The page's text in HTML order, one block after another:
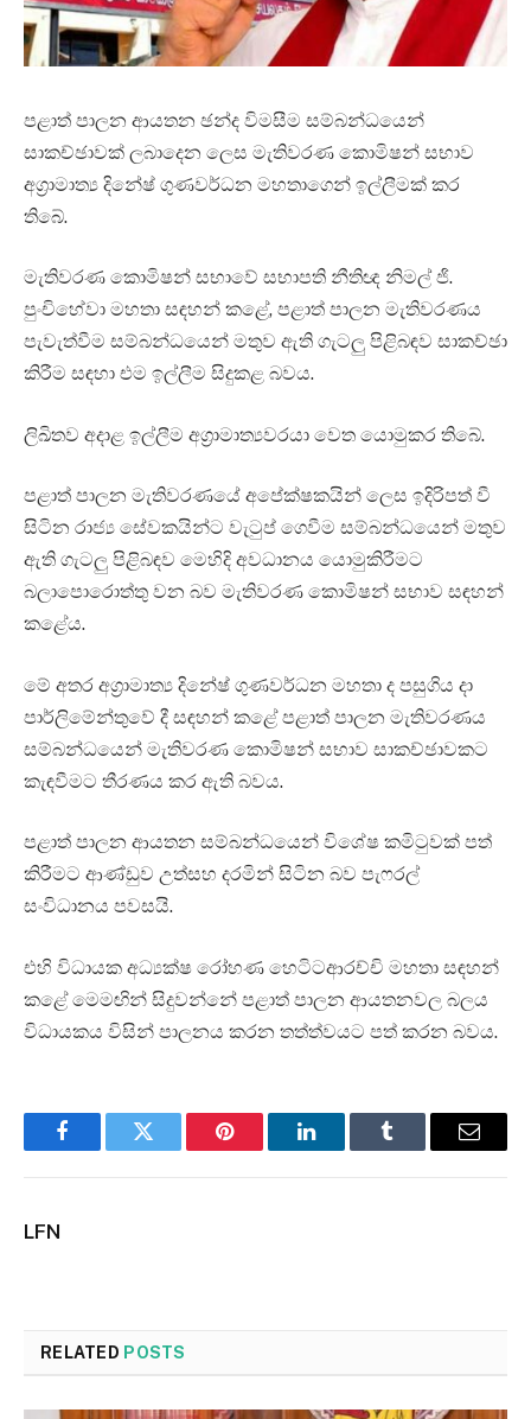
පළාත් පාලන ආයතන ඡන්ද විමසීම සම්බන්ධයෙන්
සාකච්ඡාවක් ලබාදෙන ලෙස මැතිවරණ කොමිෂන් සභාව
අග්‍රාමාත්‍ය දිනේෂ් ගුණවර්ධන මහතාගෙන් ඉල්ලීමක් කර
ති‌බේ.
මැතිවරණ කොමිෂන් සභාවේ සභාපති නීතිඥ නිමල් ජි.
පුංචිහේවා මහතා සඳහන් කළේ, පළාත් පාලන මැතිවරණය
පැවැත්වීම සම්බන්ධයෙන් මතුව ඇති ගැටලු පිළිබඳව සාකච්ඡා
කිරීම සඳහා එම ඉල්ලීම සිදුකළ බවය.
ලිඛිතව අදාළ ඉල්ලීම අග්‍රාමාත්‍යවරයා වෙත යොමුකර තිබේ.
පළාත් පාලන මැතිවරණයේ අපේක්ෂකයින් ලෙස ඉදිරිපත් වී
සිටින රාජ්‍ය සේවකයින්ට වැටුප් ගෙවීම සම්බන්ධයෙන් මතුව
ඇති ගැටලු පිළිබඳව මෙහිදි අවධානය යොමුකිරීමට
බලාපොරොත්තු වන බව මැතිවරණ කොමිෂන් සභාව සඳහන්
කළේය.
මේ අතර අග්‍රාමාත්‍ය දිනේෂ් ගුණවර්ධන මහතා ද පසුගිය දා
පාර්ලිමේන්තුවේ දී සඳහන් කළේ පළාත් පාලන මැතිවරණය
සම්බන්ධයෙන් මැතිවරණ කොමිෂන් සභාව සාකච්ඡාවකට
කැඳවීමට තීරණය කර ඇති බවය.
පළාත් පාලන ආයතන සම්බන්ධයෙන් විශේෂ කමිටුවක් පත්
කිරීමට ආණ්ඩුව උත්සහ දරමින් සිටින බව පැෆරල්
සංවිධානය පවසයි.
එහි විධායක අධ්‍යක්ෂ රෝහණ හෙටිටආරච්චි මහතා සඳහන්
කළේ මෙමඟින් සිදුවන්නේ පළාත් පාලන ආයතනවල බලය
විධායකය විසින් පාලනය කරන තත්ත්වයට පත් කරන බවය.
FacebookTwitter Pinterest LinkedInTumblr Email
LFN
RELATED POSTS